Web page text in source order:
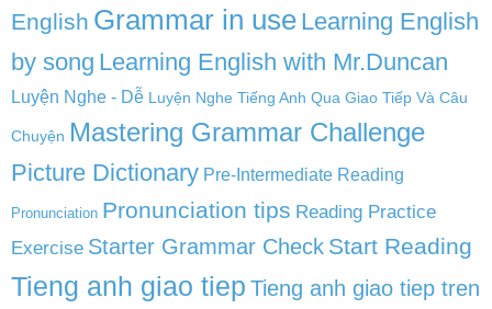
English Grammar in use Learning English
by song Learning English with Mr.Duncan
Luyện Nghe - Dễ Luyện Nghe Tiếng Anh Qua Giao Tiếp Và Câu
Chuyện Mastering Grammar Challenge
Picture Dictionary Pre-Intermediate Reading
Pronunciation Pronunciation tips Reading Practice
Exercise Starter Grammar Check Start Reading
Tieng anh giao tiep Tieng anh giao tiep tren